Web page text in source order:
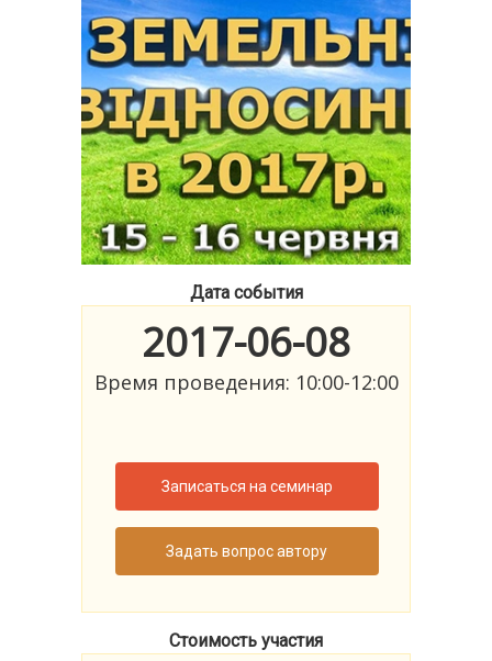
Дата события
2017-06-08
Время проведения: 10:00-12:00
Записаться на семинар
Задать вопрос автору
Стоимость участия